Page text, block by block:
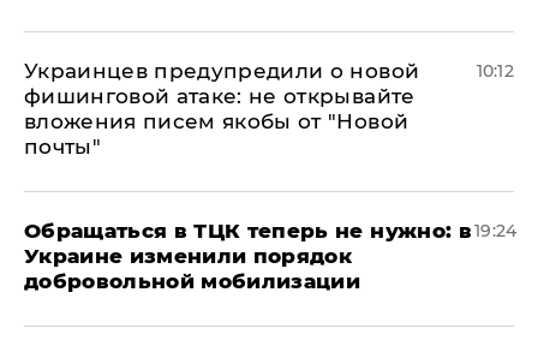
Украинцев предупредили о новой
фишинговой атаке: не открывайте
вложения писем якобы от "Новой
почты"
10:12
Обращаться в ТЦК теперь не нужно: в
Украине изменили порядок
добровольной мобилизации
19:24